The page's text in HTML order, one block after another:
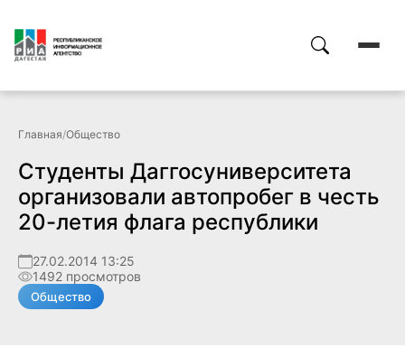
Главная/Общество
Студенты Даггосуниверситета
организовали автопробег в честь
20-летия флага республики
27.02.2014 13:25
1492 просмотров
Общество